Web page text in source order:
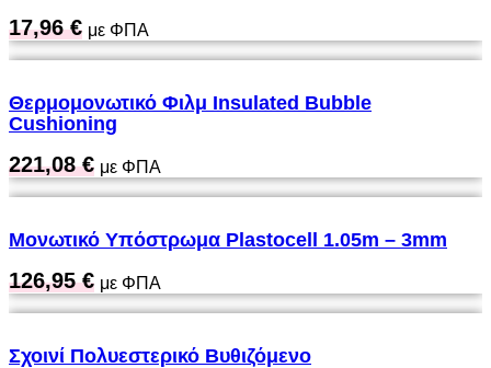
17,96€ με ΦΠΑ
Θερμομονωτικό Φιλμ Insulated Bubble
Cushioning
221,08€ με ΦΠΑ
Μονωτικό Υπόστρωμα Plastocell 1.05m – 3mm
126,95€ με ΦΠΑ
Σχοινί Πολυεστερικό Βυθιζόμενο